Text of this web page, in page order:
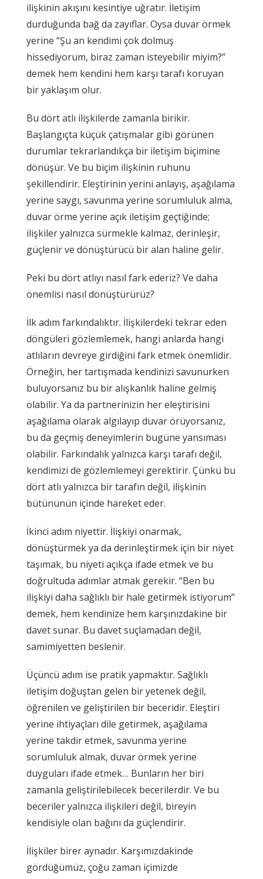
ilişkinin akışını kesintiye uğratır. İletişim
durduğunda bağ da zayıflar. Oysa duvar örmek
yerine “Şu an kendimi çok dolmuş
hissediyorum, biraz zaman isteyebilir miyim?”
demek hem kendini hem karşı tarafı koruyan
bir yaklaşım olur.
Bu dört atlı ilişkilerde zamanla birikir.
Başlangıçta küçük çatışmalar gibi görünen
durumlar tekrarlandıkça bir iletişim biçimine
dönüşür. Ve bu biçim ilişkinin ruhunu
şekillendirir. Eleştirinin yerini anlayış, aşağılama
yerine saygı, savunma yerine sorumluluk alma,
duvar örme yerine açık iletişim geçtiğinde;
ilişkiler yalnızca sürmekle kalmaz, derinleşir,
güçlenir ve dönüştürücü bir alan haline gelir.
Peki bu dört atlıyı nasıl fark ederiz? Ve daha
önemlisi nasıl dönüştürürüz?
İlk adım farkındalıktır. İlişkilerdeki tekrar eden
döngüleri gözlemlemek, hangi anlarda hangi
atlıların devreye girdiğini fark etmek önemlidir.
Örneğin, her tartışmada kendinizi savunurken
buluyorsanız bu bir alışkanlık haline gelmiş
olabilir. Ya da partnerinizin her eleştirisini
aşağılama olarak algılayıp duvar örüyorsanız,
bu da geçmiş deneyimlerin bugüne yansıması
olabilir. Farkındalık yalnızca karşı tarafı değil,
kendimizi de gözlemlemeyi gerektirir. Çünkü bu
dört atlı yalnızca bir tarafın değil, ilişkinin
bütününün içinde hareket eder.
İkinci adım niyettir. İlişkiyi onarmak,
dönüştürmek ya da derinleştirmek için bir niyet
taşımak, bu niyeti açıkça ifade etmek ve bu
doğrultuda adımlar atmak gerekir. “Ben bu
ilişkiyi daha sağlıklı bir hale getirmek istiyorum”
demek, hem kendinize hem karşınızdakine bir
davet sunar. Bu davet suçlamadan değil,
samimiyetten beslenir.
Üçüncü adım ise pratik yapmaktır. Sağlıklı
iletişim doğuştan gelen bir yetenek değil,
öğrenilen ve geliştirilen bir beceridir. Eleştiri
yerine ihtiyaçları dile getirmek, aşağılama
yerine takdir etmek, savunma yerine
sorumluluk almak, duvar örmek yerine
duyguları ifade etmek… Bunların her biri
zamanla geliştirilebilecek becerilerdir. Ve bu
beceriler yalnızca ilişkileri değil, bireyin
kendisiyle olan bağını da güçlendirir.
İlişkiler birer aynadır. Karşımızdakinde
gördüğümüz, çoğu zaman içimizde